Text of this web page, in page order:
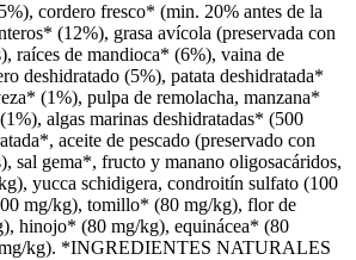
cordero fresco* (min. 20% antes de la
(12%), grasa avícola (preservada con
raíces de mandioca* (6%), vaina de
deshidratado (5%), patata deshidratada*
(1%), pulpa de remolacha, manzana*
algas marinas deshidratadas* (500
aceite de pescado (preservado con
sal gema*, fructo y manano oligosacáridos,
yucca schidigera, condroitín sulfato (100
mg/kg), tomillo* (80 mg/kg), flor de
hinojo* (80 mg/kg), equinácea* (80
kg). *INGREDIENTES NATURALES